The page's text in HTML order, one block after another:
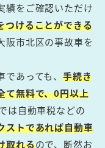
績をご確認いただけ
つけることができる
阪市北区の事故車を
であっても、手続き
て無料で、0円以上
は自動車税などの
ストであれば自動車
取れるので、断然お